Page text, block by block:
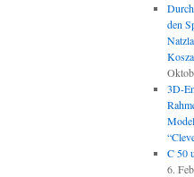
den
3D-
C 50
6.